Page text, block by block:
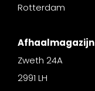
Rotterdam
Afhaalmagazijn
Zweth 24A
2991 LH